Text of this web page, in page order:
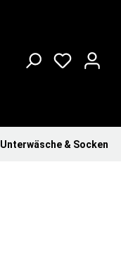
Unterwäsche & Socken